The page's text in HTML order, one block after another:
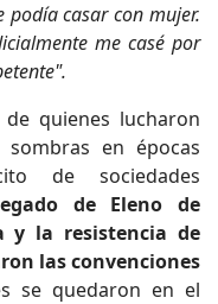
casar con mujer.
me casé por
quienes lucharon
en épocas
de sociedades
de Eleno de
y la resistencia de
las convenciones
se quedaron en el